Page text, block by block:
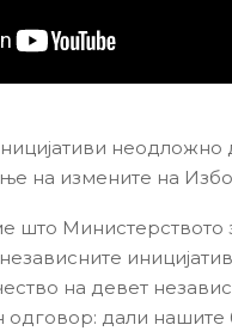
на измените на
што
на девет
одговор: дали